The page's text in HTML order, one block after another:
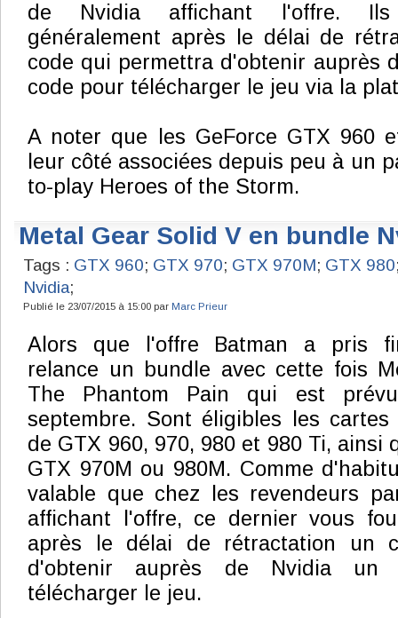
de Nvidia affichant l'offre. Ils
généralement après le délai de
code qui permettra d'obtenir auprès
code pour télécharger le jeu via la
A noter que les GeForce GTX 960
leur côté associées depuis peu à un
to-play Heroes of the Storm.
Metal Gear Solid V en bundle
Tags : GTX 960; GTX 970; GTX 970M; GTX 980
Nvidia;
Publié le 23/07/2015 à 15:00 par Marc Prieur
Alors que l'offre Batman a pris
relance un bundle avec cette fois
The Phantom Pain qui est
septembre. Sont éligibles les
de GTX 960, 970, 980 et 980 Ti, ainsi
GTX 970M ou 980M. Comme
valable que chez les revendeurs
affichant l'offre, ce dernier vous
après le délai de rétractation un
d'obtenir auprès de Nvidia un
télécharger le jeu.